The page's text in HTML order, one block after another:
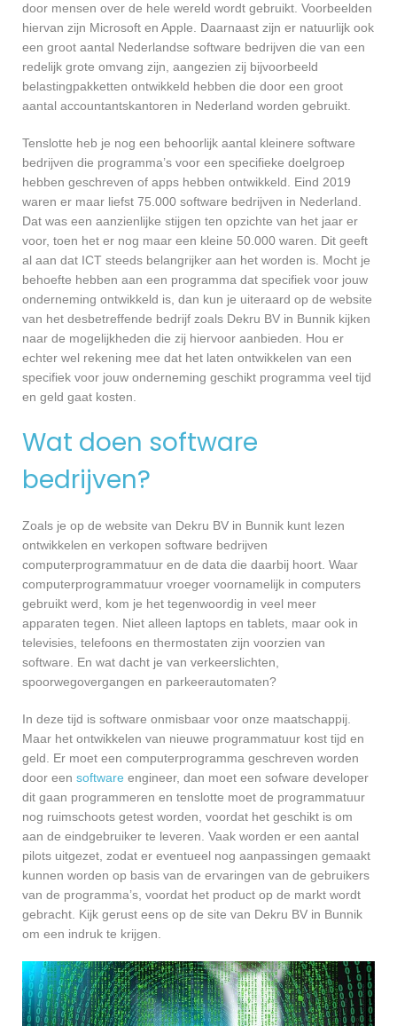
door mensen over de hele wereld wordt gebruikt. Voorbeelden
hiervan zijn Microsoft en Apple. Daarnaast zijn er natuurlijk ook
een groot aantal Nederlandse software bedrijven die van een
redelijk grote omvang zijn, aangezien zij bijvoorbeeld
belastingpakketten ontwikkeld hebben die door een groot
aantal accountantskantoren in Nederland worden gebruikt.
Tenslotte heb je nog een behoorlijk aantal kleinere software
bedrijven die programma’s voor een specifieke doelgroep
hebben geschreven of apps hebben ontwikkeld. Eind 2019
waren er maar liefst 75.000 software bedrijven in Nederland.
Dat was een aanzienlijke stijgen ten opzichte van het jaar er
voor, toen het er nog maar een kleine 50.000 waren. Dit geeft
al aan dat ICT steeds belangrijker aan het worden is. Mocht je
behoefte hebben aan een programma dat specifiek voor jouw
onderneming ontwikkeld is, dan kun je uiteraard op de website
van het desbetreffende bedrijf zoals Dekru BV in Bunnik kijken
naar de mogelijkheden die zij hiervoor aanbieden. Hou er
echter wel rekening mee dat het laten ontwikkelen van een
specifiek voor jouw onderneming geschikt programma veel tijd
en geld gaat kosten.
Wat doen software
bedrijven?
Zoals je op de website van Dekru BV in Bunnik kunt lezen
ontwikkelen en verkopen software bedrijven
computerprogrammatuur en de data die daarbij hoort. Waar
computerprogrammatuur vroeger voornamelijk in computers
gebruikt werd, kom je het tegenwoordig in veel meer
apparaten tegen. Niet alleen laptops en tablets, maar ook in
televisies, telefoons en thermostaten zijn voorzien van
software. En wat dacht je van verkeerslichten,
spoorwegovergangen en parkeerautomaten?
In deze tijd is software onmisbaar voor onze maatschappij.
Maar het ontwikkelen van nieuwe programmatuur kost tijd en
geld. Er moet een computerprogramma geschreven worden
door een software engineer, dan moet een sofware developer
dit gaan programmeren en tenslotte moet de programmatuur
nog ruimschoots getest worden, voordat het geschikt is om
aan de eindgebruiker te leveren. Vaak worden er een aantal
pilots uitgezet, zodat er eventueel nog aanpassingen gemaakt
kunnen worden op basis van de ervaringen van de gebruikers
van de programma’s, voordat het product op de markt wordt
gebracht. Kijk gerust eens op de site van Dekru BV in Bunnik
om een indruk te krijgen.